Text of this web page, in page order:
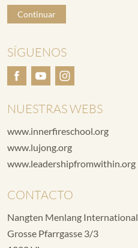
Continuar
SÍGUENOS
NUESTRAS WEBS
www.innerfireschool.org
www.lujong.org
www.leadershipfromwithin.org
CONTACTO
Nangten Menlang International
Grosse Pfarrgasse 3/3